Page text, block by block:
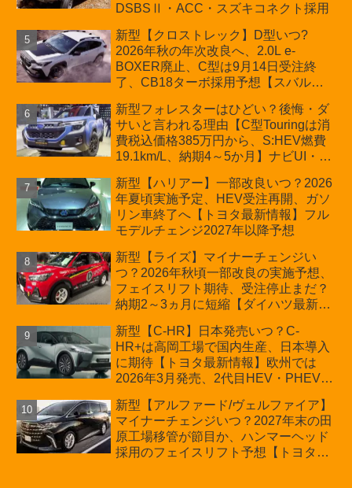
DSBSⅡ・ACC・スズキコネクト採用
新型【クロストレック】D型いつ?
2026年秋の年次改良へ、2.0L e-
BOXER廃止、C型は9月14日受注終
了、CB18ターボ採用予想【スバル最
新型フォレスターはひどい？後悔・ダ
サいと言われる理由【C型Touringは消
費税込価格385万円から、S:HEV燃費
19.1km/L、納期4～5か月】ナビUI・冬
カーオブザイヤーとJNCAP大賞受賞後
も残る注意点
新型【ハリアー】一部改良いつ？2026
年夏頃実施予定、HEV受注再開、ガソ
リン車終了へ【トヨタ最新情報】フル
モデルチェンジ2027年以降予想
新型【ライズ】マイナーチェンジい
つ？2026年秋頃一部改良の実施予想、
フェイスリフト期待、受注停止まだ？
納期2～3ヵ月に短縮【ダイハツ最新情
180.07～244.2万円、値上げ約8～10万
円、法規対応、ハイブリッド4WD追加
まだ、フルモデルチェンジはトヨタが
介入か
新型【C-HR】日本発売いつ？C-
HR+は高岡工場で国内生産、日本導入
に期待【トヨタ最新情報】欧州では
2026年3月発売、2代目HEV・PHEVは
新型【アルファード/ヴェルファイア】
マイナーチェンジいつ？2027年末の田
原工場移管が節目か、ハンマーヘッド
採用のフェイスリフト予想【トヨタ最